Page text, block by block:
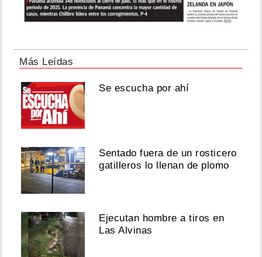
Más Leídas
Se escucha por ahí
Sentado fuera de un rosticero
gatilleros lo llenan de plomo
Ejecutan hombre a tiros en
Las Alvinas